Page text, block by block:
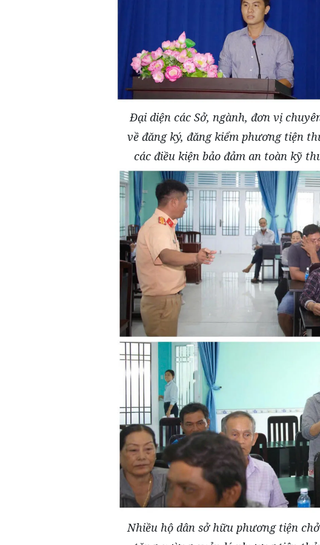
Đại diện các Sở, ngành, đơn vị
về đăng ký, đăng kiểm phương tiện
các điều kiện bảo đảm an toàn kỹ
Nhiều hộ dân sở hữu phương tiện